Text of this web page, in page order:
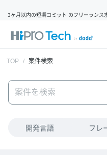
3ヶ月以内の短期コミット のフリーランス
TOP 案件検索
開発言語 フレ